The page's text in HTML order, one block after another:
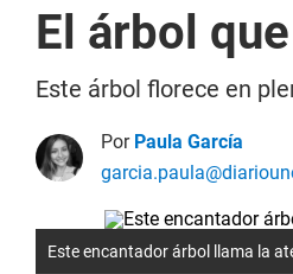
El árbol
Este árbol florece en
Por Paula García
Este encantador árbol llama la